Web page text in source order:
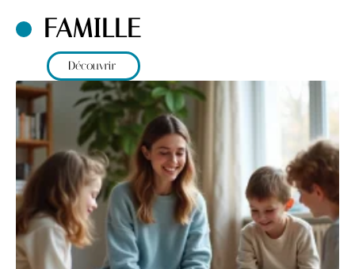
FAMILLE
Découvrir